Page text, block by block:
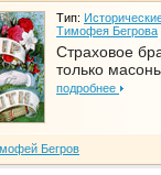
Тип:
Тимофея Бегрова
Страховое
только
подробнее
Бегров